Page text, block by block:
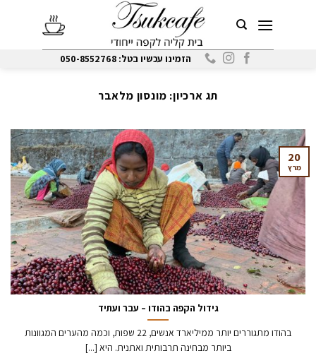
הזמינו עכשיו בטל: 050-8552768
תג ארכיון: מונסון מלאבר
גידול הקפה בהודו – עבר ועתיד
בהודו מתגוררים יותר ממיליארד אנשים, 22 שפות, וכמה מהערים המגוונות
ביותר מבחינה תרבותית ואתנית. היא [...]
20
מרץ